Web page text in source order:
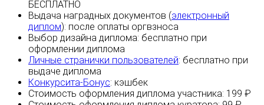
БЕСПЛАТНО
Выдача наградных документов (электронный
диплом): после оплаты оргвзноса
Выбор дизайна диплома: бесплатно при
оформлении диплома
Личные странички пользователей: бесплатно при
выдаче диплома
Конкурсита-Бонус: кэшбек
Стоимость оформления диплома участника: 199 ₽